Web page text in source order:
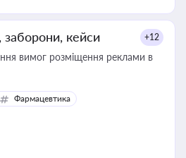
кейси +12
вимог розміщення реклами в
Фармацевтика